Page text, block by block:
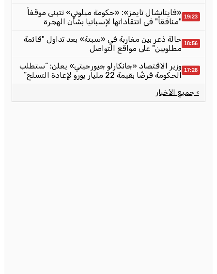
19:23 «فاينانشال تايمز»: «حكومة ميلوني» تتبنى موقفاً
"منافقاً" في انتقاداتها لإسبانيا بشأن الهجرة
18:56 حالة ذعر بين مغاربة في «سبتة» بعد تداول "قائمة
مطلوبين" على مواقع التواصل
17:28 وزير الاقتصاد «جانكارلو جيورجيتي» يعلن: “ستطلب
الحكومة قرضًا بقيمة 22 مليار يورو لإعادة التسلح”
› جميع الأخبار